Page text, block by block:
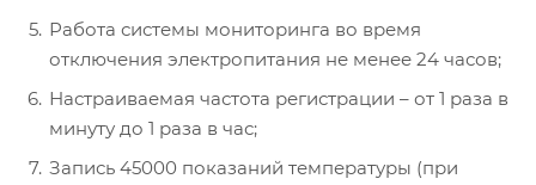
Работа системы мониторинга во время
отключения электропитания не менее 24 часов;
Настраиваемая частота регистрации – от 1 раза в
минуту до 1 раза в час;
Запись 45000 показаний температуры (при